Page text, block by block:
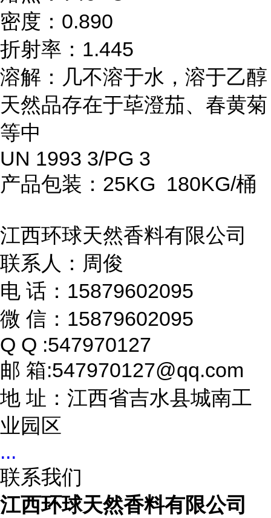
密度：0.890
折射率：1.445
溶解：几不溶于水，溶于乙醇
天然品存在于荜澄茄、春黄菊
等中
UN 1993 3/PG 3
产品包装：25KG 180KG/桶
江西环球天然香料有限公司
联系人：周俊
电 话：15879602095
微 信：15879602095
Q Q :547970127
邮 箱:547970127@qq.com
地 址：江西省吉水县城南工
业园区
...
联系我们
江西环球天然香料有限公司